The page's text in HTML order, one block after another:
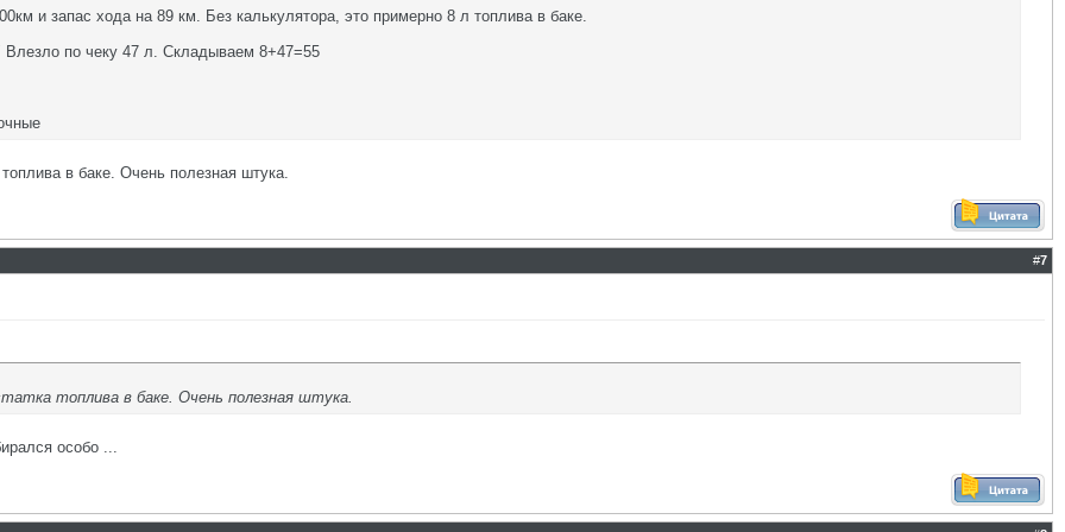
и запас хода на 89 км. Без калькулятора, это примерно 8 л топлива в баке.
по чеку 47 л. Складываем 8+47=55
в баке. Очень полезная штука.
#7
топлива в баке. Очень полезная штука.
особо ...